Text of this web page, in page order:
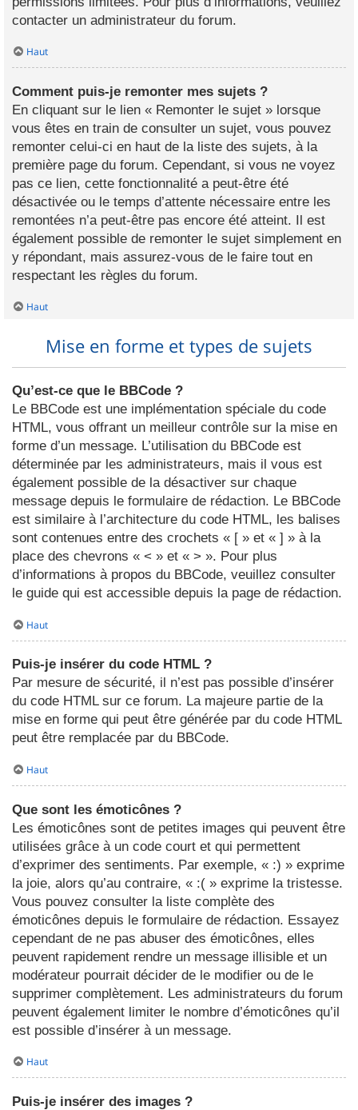
contacter un administrateur du forum.
Haut
Comment puis-je remonter mes sujets ?
En cliquant sur le lien « Remonter le sujet » lorsque
vous êtes en train de consulter un sujet, vous pouvez
remonter celui-ci en haut de la liste des sujets, à la
première page du forum. Cependant, si vous ne voyez
pas ce lien, cette fonctionnalité a peut-être été
désactivée ou le temps d’attente nécessaire entre les
remontées n’a peut-être pas encore été atteint. Il est
également possible de remonter le sujet simplement en
y répondant, mais assurez-vous de le faire tout en
respectant les règles du forum.
Haut
Mise en forme et types de sujets
Qu’est-ce que le BBCode ?
Le BBCode est une implémentation spéciale du code
HTML, vous offrant un meilleur contrôle sur la mise en
forme d’un message. L’utilisation du BBCode est
déterminée par les administrateurs, mais il vous est
également possible de la désactiver sur chaque
message depuis le formulaire de rédaction. Le BBCode
est similaire à l’architecture du code HTML, les balises
sont contenues entre des crochets « [ » et « ] » à la
place des chevrons « < » et « > ». Pour plus
d’informations à propos du BBCode, veuillez consulter
le guide qui est accessible depuis la page de rédaction.
Haut
Puis-je insérer du code HTML ?
Par mesure de sécurité, il n’est pas possible d’insérer
du code HTML sur ce forum. La majeure partie de la
mise en forme qui peut être générée par du code HTML
peut être remplacée par du BBCode.
Haut
Que sont les émoticônes ?
Les émoticônes sont de petites images qui peuvent être
utilisées grâce à un code court et qui permettent
d’exprimer des sentiments. Par exemple, « :) » exprime
la joie, alors qu’au contraire, « :( » exprime la tristesse.
Vous pouvez consulter la liste complète des
émoticônes depuis le formulaire de rédaction. Essayez
cependant de ne pas abuser des émoticônes, elles
peuvent rapidement rendre un message illisible et un
modérateur pourrait décider de le modifier ou de le
supprimer complètement. Les administrateurs du forum
peuvent également limiter le nombre d’émoticônes qu’il
est possible d’insérer à un message.
Haut
Puis-je insérer des images ?